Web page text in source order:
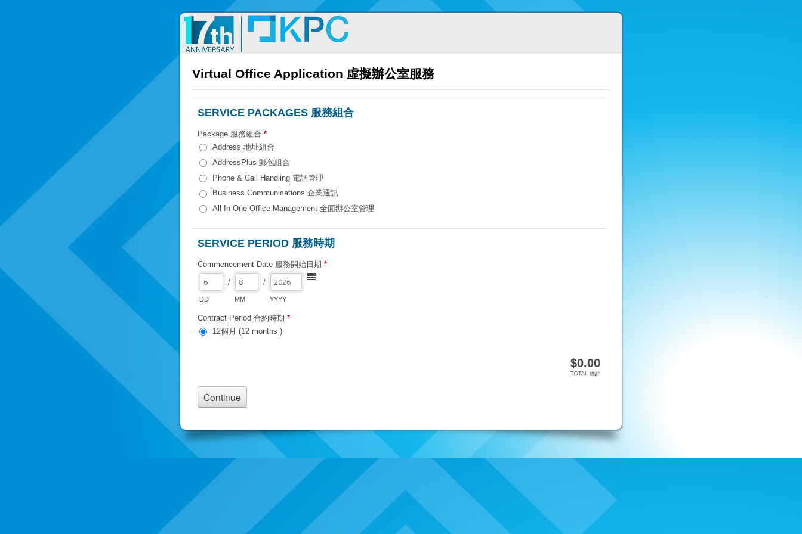
Virtual Office Application 虛擬辦公室服務
SERVICE PACKAGES 服務組合
Package 服務組合*
Address 地址組合
AddressPlus 郵包組合
Phone & Call Handling 電話管理
Business Communications 企業通訊
All-In-One Office Management 全面辦公室管理
SERVICE PERIOD 服務時期
Commencement Date 服務開始日期*
/
DD
/
MM YYYY
Contract Period 合約時期*
12個月 (12 months )
$0.00
TOTAL 總計